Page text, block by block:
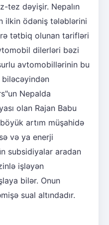
tez dəyişir. Nepalın
ilkin ödəniş tələblərini
tətbiq olunan tarifləri
dilerləri bəzi
avtomobillərinin bu
biləcəyindən
Nepalda
olan Rajan Babu
artım müşahidə
və ya enerji
subsidiyalar aradan
işləyən
bilər. Onun
sual altındadır.